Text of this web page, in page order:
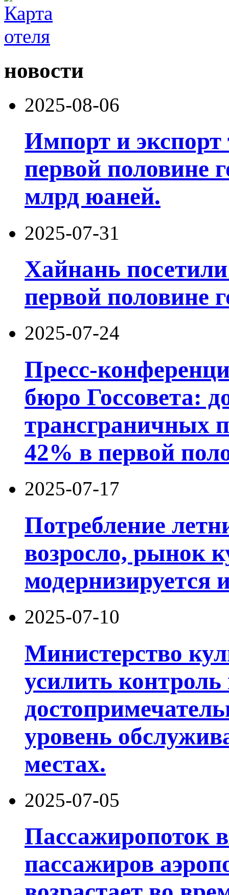
новости
2025-08-06
Импорт и экспорт
первой половине
млрд юаней.
2025-07-31
Хайнань
первой половине
2025-07-24
Пресс-
бюро Госсовета:
трансграничных
42% в первой
2025-07-17
Потребление
возросло, рынок
модернизируется
2025-07-10
Министерство
усилить контроль
уровень
местах.
2025-07-05
Пассажиропоток
пассажиров